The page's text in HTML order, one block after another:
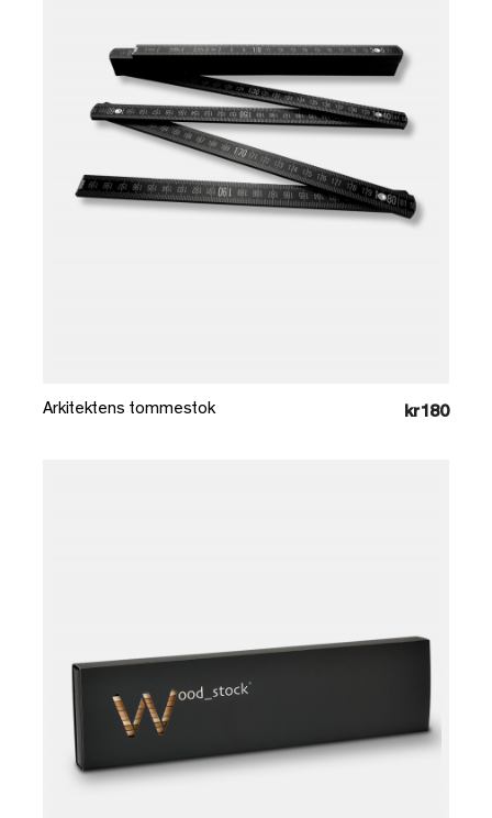
Arkitektens tommestok kr180